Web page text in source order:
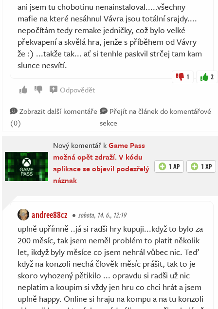
ani jsem tu chobotinu nenainstaloval.....všechny
mafie na které nesáhnul Vávra jsou totální srajdy....
nepočítám tedy remake jedničky, což bylo velké
překvapení a skvělá hra, jenže s příběhem od Vávry
že :) ...takže tak... ať si tenhle paskvil strčej tam kam
slunce nesvítí.
1 2
Odpovědět
Zobrazit další komentáře
(0)
Přejít na článek do komentářové
sekce
Nový komentář kGame Pass
možná opět zdraží. V kódu
aplikace se objevil podezřelý
náznak
1 AP 1 XP
andree88cz sobota, 14. 6., 12:19
uplně upřímně ..já si radši hry kupuji...když to bylo za
200 měsíc, tak jsem neměl problém to platit několik
let, ikdyž byly měsíce co jsem nehrál vůbec nic. Teď
když na konzoli nechá člověk měsíc prášit, tak to je
skoro vyhozený pětikilo ... opravdu si radši už nic
neplatim a koupim si vždy jen hru co chci hrát a jsem
uplně happy. Online si hraju na kompu a na tu konzoli